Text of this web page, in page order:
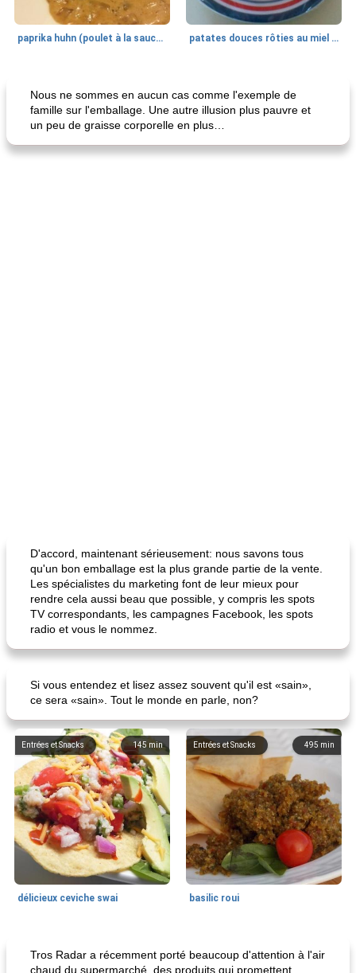
paprika huhn (poulet à la sauce paprika). patates douces rôties au miel / kumara
Nous ne sommes en aucun cas comme l'exemple de
famille sur l'emballage. Une autre illusion plus pauvre et
un peu de graisse corporelle en plus…
D'accord, maintenant sérieusement: nous savons tous
qu'un bon emballage est la plus grande partie de la vente.
Les spécialistes du marketing font de leur mieux pour
rendre cela aussi beau que possible, y compris les spots
TV correspondants, les campagnes Facebook, les spots
radio et vous le nommez.
Si vous entendez et lisez assez souvent qu'il est «sain»,
ce sera «sain». Tout le monde en parle, non?
145 min
Entrées et Snacks
délicieux ceviche swai
495 min
Entrées et Snacks
basilic roui
Tros Radar a récemment porté beaucoup d'attention à l'air
chaud du supermarché, des produits qui promettent